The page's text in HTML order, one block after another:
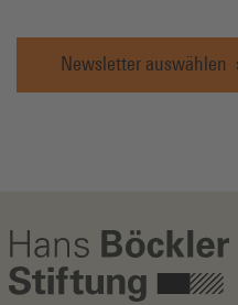
Newsletter auswählen